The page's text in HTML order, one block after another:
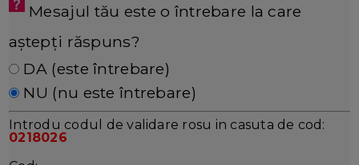
Mesajul tău este o întrebare la care
aștepți răspuns?
DA (este întrebare)
NU (nu este întrebare)
Introdu codul de validare rosu in casuta de cod:
0218026